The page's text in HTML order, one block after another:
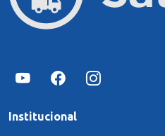
Institucional